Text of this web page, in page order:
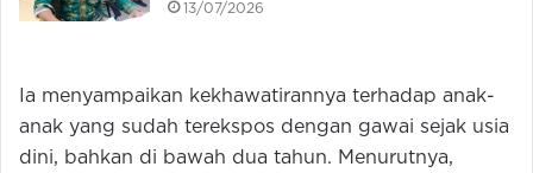
13/07/2026
Ia menyampaikan kekhawatirannya terhadap anak-
anak yang sudah terekspos dengan gawai sejak usia
dini, bahkan di bawah dua tahun. Menurutnya,